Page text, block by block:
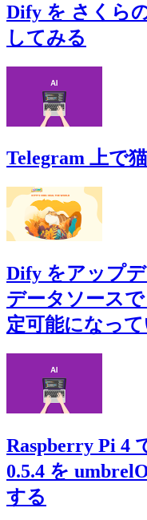
Dify を さくら
してみる
Telegram 上で
Dify をアップ
データソース
定可能になっ
Raspberry Pi 4
0.5.4 を
する